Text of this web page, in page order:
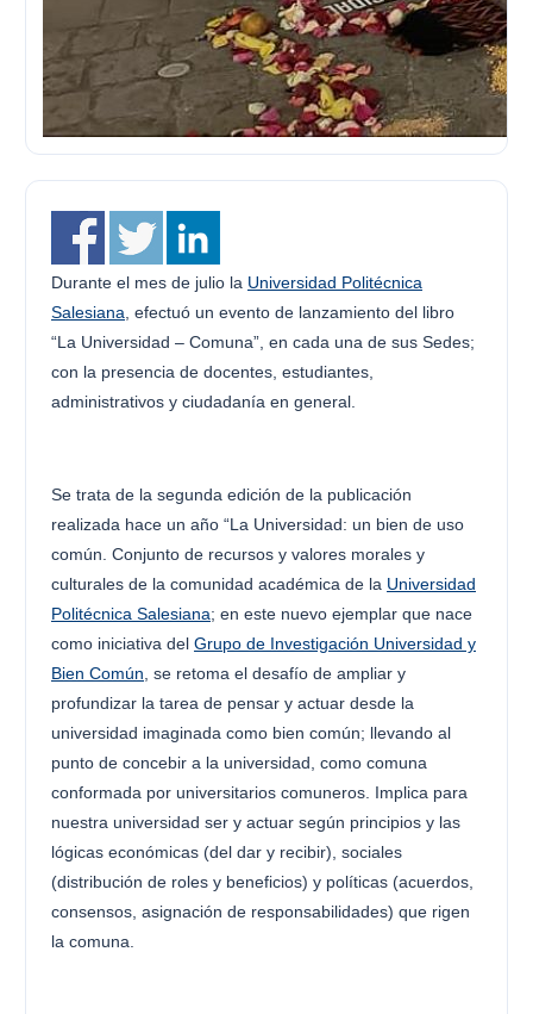
Durante el mes de julio la Universidad Politécnica
Salesiana, efectuó un evento de lanzamiento del libro
“La Universidad – Comuna”, en cada una de sus Sedes;
con la presencia de docentes, estudiantes,
administrativos y ciudadanía en general.
Se trata de la segunda edición de la publicación
realizada hace un año “La Universidad: un bien de uso
común. Conjunto de recursos y valores morales y
culturales de la comunidad académica de la Universidad
Politécnica Salesiana; en este nuevo ejemplar que nace
como iniciativa del Grupo de Investigación Universidad y
Bien Común, se retoma el desafío de ampliar y
profundizar la tarea de pensar y actuar desde la
universidad imaginada como bien común; llevando al
punto de concebir a la universidad, como comuna
conformada por universitarios comuneros. Implica para
nuestra universidad ser y actuar según principios y las
lógicas económicas (del dar y recibir), sociales
(distribución de roles y beneficios) y políticas (acuerdos,
consensos, asignación de responsabilidades) que rigen
la comuna.